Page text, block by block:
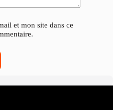
et mon site dans ce